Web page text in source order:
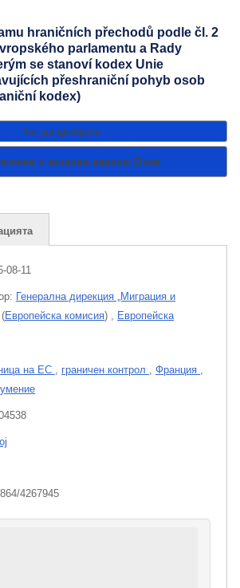
hraničních přechodů podle čl. 2
parlamentu a Rady
se stanoví kodex Unie
přeshraniční pohyb osob
kodex)
Как да цитирате
и езикови версии Close
08-11
Генерална дирекция „Миграция и
(Европейска комисия)
Европейска
на ЕС граничен контрол Франция
4267945